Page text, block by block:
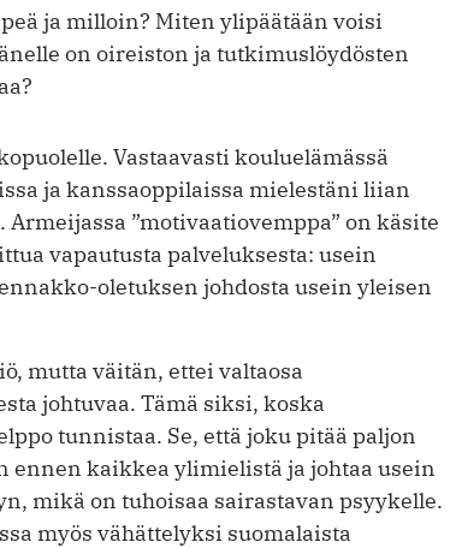
ja milloin? Miten ylipäätään voisi
on oireiston ja tutkimuslöydösten
Vastaavasti kouluelämässä
ja kanssaoppilaissa mielestäni liian
”motivaatiovemppa” on käsite
vapautusta palveluksesta: usein
oletuksen johdosta usein yleisen
mutta väitän, ettei valtaosa
johtuvaa. Tämä siksi, koska
tunnistaa. Se, että joku pitää paljon
ennen kaikkea ylimielistä ja johtaa usein
mikä on tuhoisaa sairastavan psyykelle.
myös vähättelyksi suomalaista